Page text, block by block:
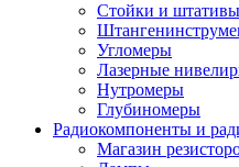
Стойки и штативы
Угломеры
Лазерные
Нутромеры
Глубиномеры
Радиокомпоненты и
Магазин